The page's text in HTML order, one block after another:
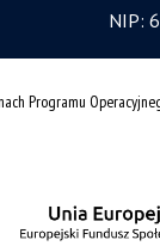
NIP:
Programu